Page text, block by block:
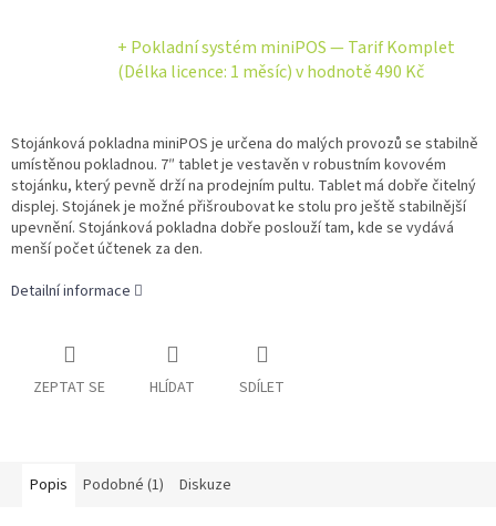
+ Pokladní systém miniPOS — Tarif Komplet
(Délka licence: 1 měsíc)v hodnotě 490 Kč
Stojánková pokladna miniPOS je určena do malých provozů se stabilně
umístěnou pokladnou. 7″ tablet je vestavěn v robustním kovovém
stojánku, který pevně drží na prodejním pultu. Tablet má dobře čitelný
displej. Stojánek je možné přišroubovat ke stolu pro ještě stabilnější
upevnění. Stojánková pokladna dobře poslouží tam, kde se vydává
menší počet účtenek za den.
Detailní informace
ZEPTAT SE HLÍDAT SDÍLET
Popis Podobné (1) Diskuze